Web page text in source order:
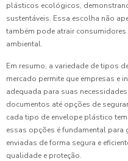
plásticos ecológicos,
sustentáveis. Essa escolha não
também pode atrair
ambiental.
Em resumo, a variedade de tipos
mercado permite que empresas e
adequada para suas
documentos até opções de
cada tipo de envelope plástico
essas opções é fundamental para
enviadas de forma segura e
qualidade e proteção.